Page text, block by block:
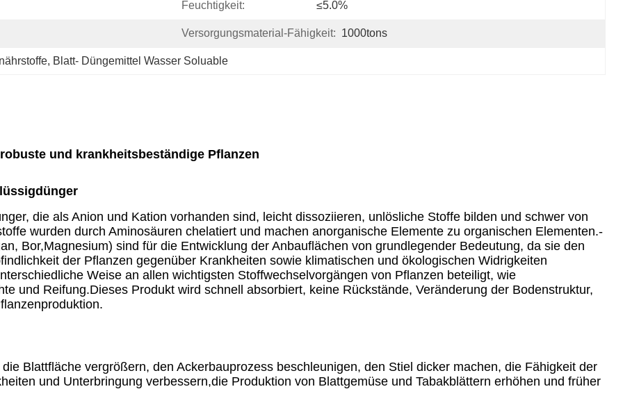
Feuchtigkeit: ≤5.0%
Versorgungsmaterial-Fähigkeit: 1000tons
, Blatt- Düngemittel Wasser Soluable
und krankheitsbeständige Pflanzen
die als Anion und Kation vorhanden sind, leicht dissoziieren, unlösliche Stoffe bilden und schwer von
wurden durch Aminosäuren chelatiert und machen anorganische Elemente zu organischen Elementen.-
Bor,Magnesium) sind für die Entwicklung der Anbauflächen von grundlegender Bedeutung, da sie den
der Pflanzen gegenüber Krankheiten sowie klimatischen und ökologischen Widrigkeiten
Weise an allen wichtigsten Stoffwechselvorgängen von Pflanzen beteiligt, wie
und Reifung.Dieses Produkt wird schnell absorbiert, keine Rückstände, Veränderung der Bodenstruktur,
Blattfläche vergrößern, den Ackerbauprozess beschleunigen, den Stiel dicker machen, die Fähigkeit der
und Unterbringung verbessern,die Produktion von Blattgemüse und Tabakblättern erhöhen und früher